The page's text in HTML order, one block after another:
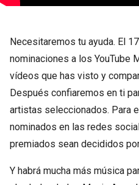
Necesitaremos tu ayuda. El
nominaciones a los YouTube
vídeos que has visto y
Después confiaremos en ti
artistas seleccionados. Para
nominados en las redes
premiados sean decididos
Y habrá mucha más música